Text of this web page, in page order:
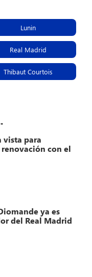
Lunin
Real Madrid
Thibaut Courtois
vista para
con el
ya es
del Real Madrid